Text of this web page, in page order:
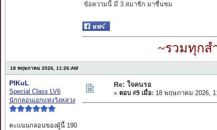
ข้อความนี้ มี 3 สมาชิก มาชื่นชม
~รวมทุกส
18 พฤษภาคม 2026, 11:26:AM
PIKuL
Special Class LV6
นักกลอนเอกแห่งวังหลวง
คะแนนกลอนของผู้นี้ 190
Re: ใจคนรอ
« ตอบ #9 เมื่อ: 18 พฤษภาคม 2026,